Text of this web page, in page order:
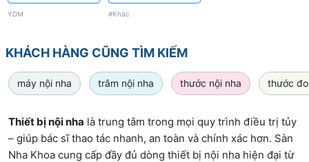
YDM #Khác
KHÁCH HÀNG CŨNG TÌM KIẾM
máy nội nha trâm nội nha thước nội nha thước
Thiết bị nội nha là trung tâm trong mọi quy trình điều trị tủy
– giúp bác sĩ thao tác nhanh, an toàn và chính xác hơn. Sàn
Nha Khoa cung cấp đầy đủ dòng thiết bị nội nha hiện đại từ